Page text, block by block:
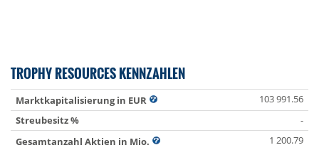
TROPHY RESOURCES KENNZAHLEN
Marktkapitalisierung in EUR
103 991.56
Streubesitz %
-
Gesamtanzahl Aktien in Mio.
1 200.79